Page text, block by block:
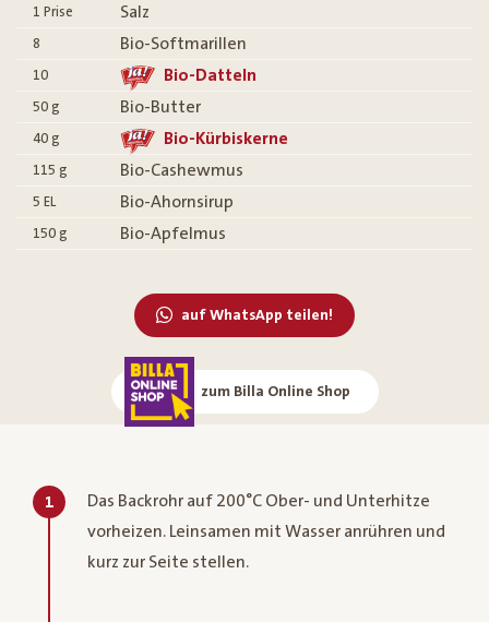
1 Prise Salz
8 Bio-Softmarillen
10 Bio-Datteln
50 g Bio-Butter
40 g Bio-Kürbiskerne
115 g Bio-Cashewmus
5 EL Bio-Ahornsirup
150 g Bio-Apfelmus
auf WhatsApp teilen!
zum Billa Online Shop
1
Das Backrohr auf 200°C Ober- und Unterhitze
vorheizen. Leinsamen mit Wasser anrühren und
kurz zur Seite stellen.